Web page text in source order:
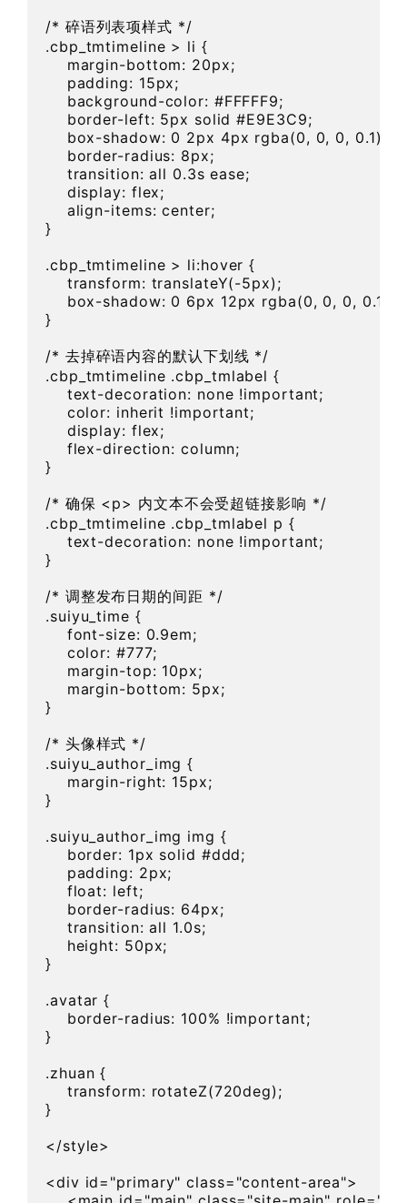
/* 碎语列表项样式 */
.cbp_tmtimeline > li {
    margin-bottom: 20px;
    padding: 15px;
    background-color: #FFFFF9;
    border-left: 5px solid #E9E3C9;
    box-shadow: 0 2px 4px rgba(0, 0, 0, 0.1);
    border-radius: 8px;
    transition: all 0.3s ease;
    display: flex;
    align-items: center;
}
.cbp_tmtimeline > li:hover {
    transform: translateY(-5px);
    box-shadow: 0 6px 12px rgba(0, 0, 0, 0.15);
}
/* 去掉碎语内容的默认下划线 */
.cbp_tmtimeline .cbp_tmlabel {
    text-decoration: none !important;
    color: inherit !important;
    display: flex;
    flex-direction: column;
}
/* 确保 <p> 内文本不会受超链接影响 */
.cbp_tmtimeline .cbp_tmlabel p {
    text-decoration: none !important;
}
/* 调整发布日期的间距 */
.suiyu_time {
    font-size: 0.9em;
    color: #777;
    margin-top: 10px;
    margin-bottom: 5px;
}
/* 头像样式 */
.suiyu_author_img {
    margin-right: 15px;
}
.suiyu_author_img img {
    border: 1px solid #ddd;
    padding: 2px;
    float: left;
    border-radius: 64px;
    transition: all 1.0s;
    height: 50px;
}
.avatar {
    border-radius: 100% !important;
}
.zhuan {
    transform: rotateZ(720deg);
}
</style>
<div id="primary" class="content-area">